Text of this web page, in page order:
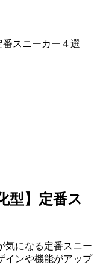
スニーカー４選
型】定番ス
気になる定番スニー
インや機能がアップ